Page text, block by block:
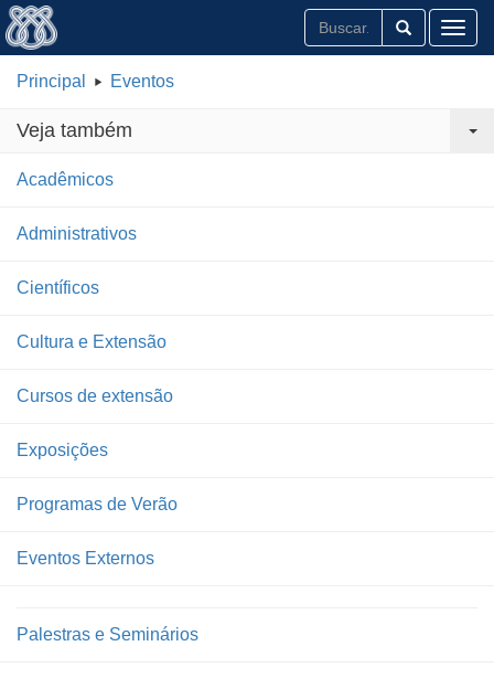
Principal Eventos
Veja também
Acadêmicos
Administrativos
Científicos
Cultura e Extensão
Cursos de extensão
Exposições
Programas de Verão
Eventos Externos
Palestras e Seminários